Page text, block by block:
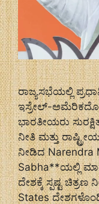
ರಾಜ್ಯಸಭೆಯಲ್ಲಿ
ಇಸ್ರೇಲ್-
ಭಾರತೀಯರು
ನೀತಿ ಮತ್ತು
ನೀಡಿದ Narendra
Sabha**ಯಲ್ಲಿ
ದೇಶಕ್ಕೆ ಸ್ಪಷ್ಟ ಚಿತ್ರಣ
States